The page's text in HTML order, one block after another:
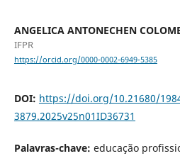
ANGELICA ANTONECHEN
IFPR
https://orcid.org/0000-0002-6949-5385
DOI: https://doi.org/10.21680/
3879.2025v25n01ID36731
Palavras-chave: educação